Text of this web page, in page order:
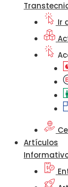
Ir
Artículos